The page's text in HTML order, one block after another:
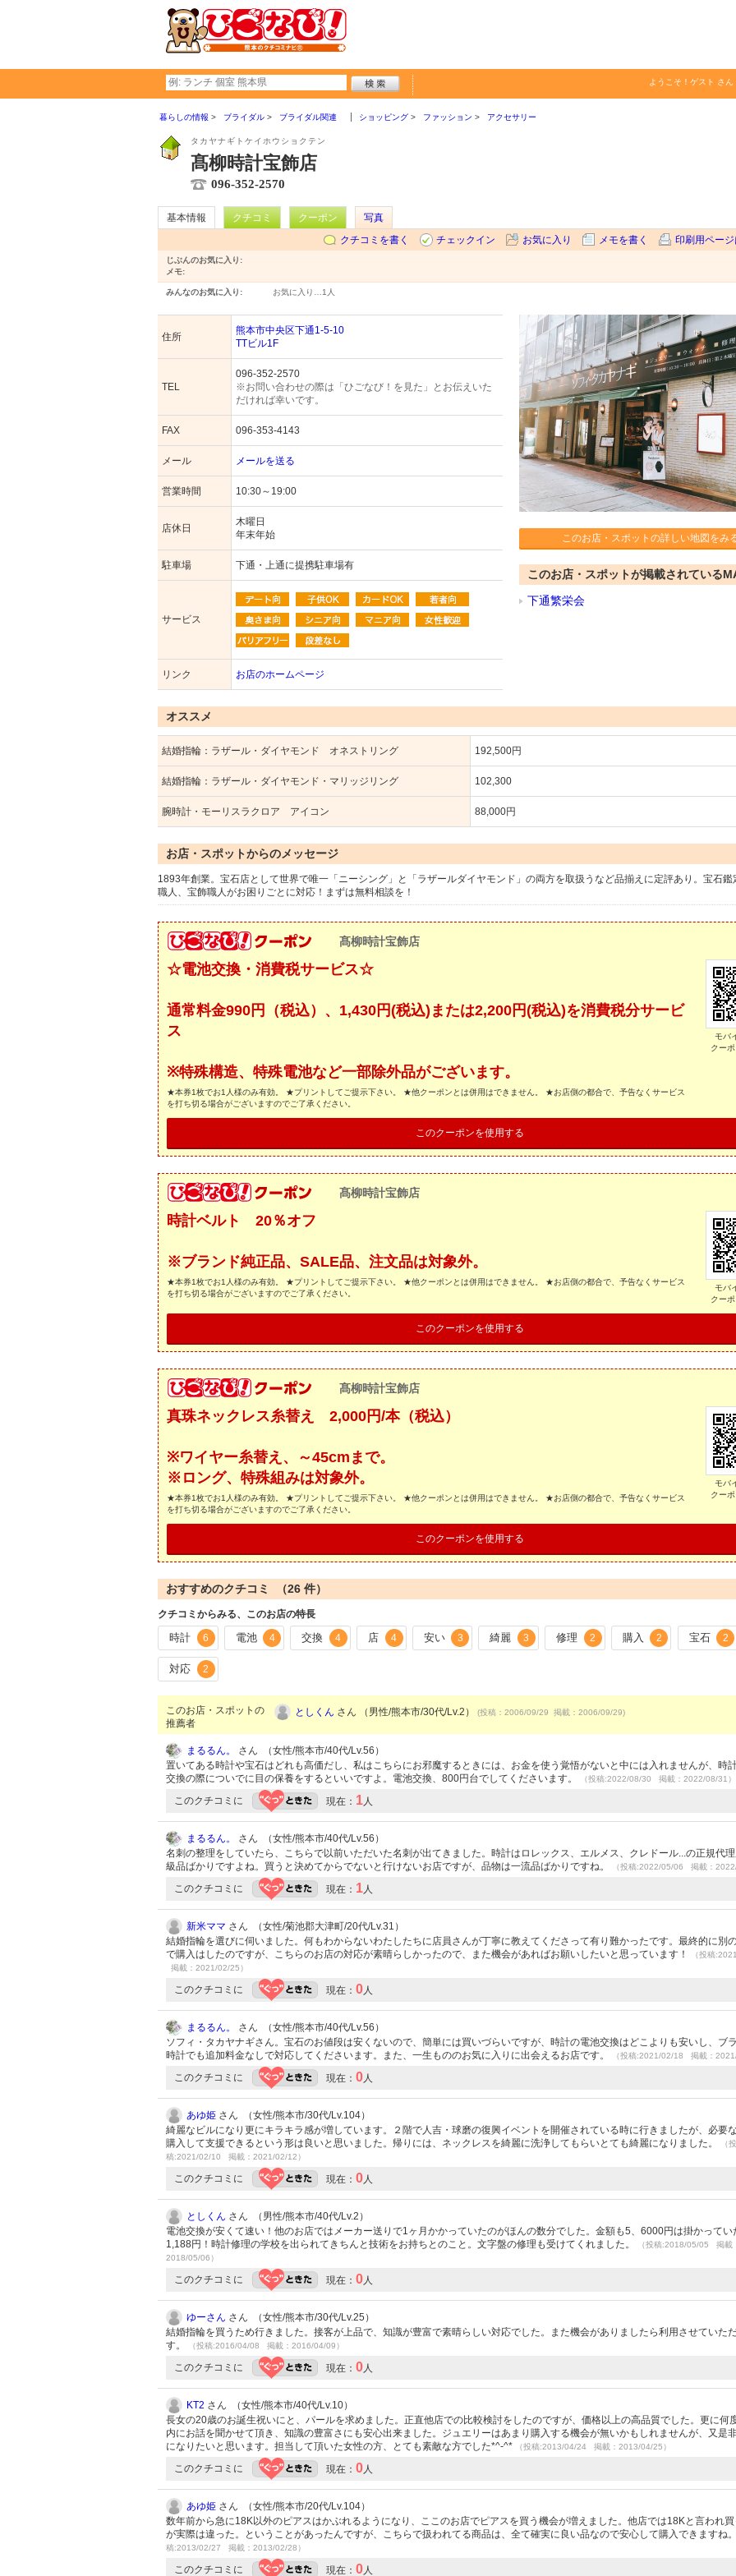
ようこそ！ ゲスト さん
暮らしの情報 ブライダル ブライダル関連 ショッピング ファッション アクセサリー
タカヤナギトケイホウショクテン
髙柳時計宝飾店
096-352-2570
基本情報 クチコミ クーポン
写真
クチコミを書く
チェックイン お気に入り メモを書く 印刷用ページ
じぶんのお気に入り:
メモ:
みんなのお気に入り: お気に入り… 1人
住所
熊本市中央区下通1-5-10
TTビル1F
TEL
096-352-2570
※お問い合わせの際は「ひごなび！を見た」とお伝えいた
だければ幸いです。
FAX 096-353-4143
メール メールを送る
営業時間 10:30～19:00
店休日
木曜日
年末年始
駐車場 下通・上通に提携駐車場有
サービス
リンク お店のホームページ
このお店・スポットの詳しい地図をみ
このお店・スポットが掲載されている
下通繁栄会
オススメ
結婚指輪：ラザール・ダイヤモンド オネストリング 192,500円
結婚指輪：ラザール・ダイヤモンド・マリッジリング 102,300
腕時計・モーリスラクロア アイコン 88,000円
お店・スポットからのメッセージ
1893年創業。宝石店として世界で唯一「ニーシング」と「ラザールダイヤモンド」の両方を取扱うなど品揃えに定評あり。宝石鑑
職人、宝飾職人がお困りごとに対応！まずは無料相談を！
髙柳時計宝飾店
☆電池交換・消費税サービス☆
通常料金990円（税込）、1,430円(税込)または2,200円(税込)を消費税分サービ
ス
※特殊構造、特殊電池など一部除外品がございます。
★本券1枚でお1人様のみ有効。 ★プリントしてご提示下さい。 ★他クーポンとは併用はできません。 ★お店側の都合で、予告なくサービス
を打ち切る場合がございますのでご了承ください。
モバ
クー
このクーポンを使用する
髙柳時計宝飾店
時計ベルト 20％オフ
※ブランド純正品、SALE品、注文品は対象外。
★本券1枚でお1人様のみ有効。 ★プリントしてご提示下さい。 ★他クーポンとは併用はできません。 ★お店側の都合で、予告なくサービス
を打ち切る場合がございますのでご了承ください。
モバ
クー
このクーポンを使用する
髙柳時計宝飾店
真珠ネックレス糸替え 2,000円/本（税込）
※ワイヤー糸替え、～45cmまで。
※ロング、特殊組みは対象外。
★本券1枚でお1人様のみ有効。 ★プリントしてご提示下さい。 ★他クーポンとは併用はできません。 ★お店側の都合で、予告なくサービス
を打ち切る場合がございますのでご了承ください。
モバ
クー
このクーポンを使用する
おすすめのクチコミ （26 件）
クチコミからみる、このお店の特長
時計 6 電池 4 交換 4 店 4 安い 3 綺麗 3 修理 2 購入 2 宝石 2
対応 2
このお店・スポットの
推薦者
としくん さん （男性/熊本市/30代/Lv.2） (投稿：2006/09/29 掲載：2006/09/29)
まるるん。
さん （女性/熊本市/40代/Lv.56）
置いてある時計や宝石はどれも高価だし、私はこちらにお邪魔するときには、お金を使う覚悟がないと中には入れませんが、時
交換の際についでに目の保養をするといいですよ。電池交換、800円台でしてくださいます。
（投稿:2022/08/30 掲載：2022/08/31）
このクチコミに 現在： 1人
まるるん。
さん （女性/熊本市/40代/Lv.56）
名刺の整理をしていたら、こちらで以前いただいた名刺が出てきました。時計はロレックス、エルメス、クレドール...の正規代
級品ばかりですよね。買うと決めてからでないと行けないお店ですが、品物は一流品ばかりですね。
（投稿:2022/05/06 掲載：2022/
このクチコミに 現在： 1人
新米ママ さん （女性/菊池郡大津町/20代/Lv.31）
結婚指輪を選びに伺いました。何もわからないわたしたちに店員さんが丁寧に教えてくださって有り難かったです。最終的に別
で購入はしたのですが、こちらのお店の対応が素晴らしかったので、また機会があればお願いしたいと思っています！
（投稿
掲載：2021/02/25）
このクチコミに 現在： 0人
まるるん。
さん （女性/熊本市/40代/Lv.56）
ソフィ・タカヤナギさん。宝石のお値段は安くないので、簡単には買いづらいですが、時計の電池交換はどこよりも安いし、ブ
時計でも追加料金なしで対応してくださいます。また、一生もののお気に入りに出会えるお店です。
（投稿:2021/02/18 掲載：2021/
このクチコミに 現在： 0人
あゆ姫 さん （女性/熊本市/30代/Lv.104）
綺麗なビルになり更にキラキラ感が増しています。２階で人吉・球磨の復興イベントを開催されている時に行きましたが、必要
購入して支援できるという形は良いと思いました。帰りには、ネックレスを綺麗に洗浄してもらいとても綺麗になりました。
（投
稿:2021/02/10 掲載：2021/02/12）
このクチコミに 現在： 0人
としくん さん （男性/熊本市/40代/Lv.2）
電池交換が安くて速い！他のお店ではメーカー送りで1ヶ月かかっていたのがほんの数分でした。金額も5、6000円は掛かってい
1,188円！時計修理の学校を出られてきちんと技術をお持ちとのこと。文字盤の修理も受けてくれました。
（投稿:2018/05/05 掲載
2018/05/06）
このクチコミに 現在： 0人
ゆーさん さん （女性/熊本市/30代/Lv.25）
結婚指輪を買うため行きました。接客が上品で、知識が豊富で素晴らしい対応でした。また機会がありましたら利用させていた
す。
（投稿:2016/04/08 掲載：2016/04/09）
このクチコミに 現在： 0人
KT2 さん （女性/熊本市/40代/Lv.10）
長女の20歳のお誕生祝いにと、パールを求めました。正直他店での比較検討をしたのですが、価格以上の高品質でした。更に何
内にお話を聞かせて頂き、知識の豊富さにも安心出来ました。ジュエリーはあまり購入する機会が無いかもしれませんが、又是
になりたいと思います。担当して頂いた女性の方、とても素敵な方でした*^-^*
（投稿:2013/04/24 掲載：2013/04/25）
このクチコミに 現在： 0人
あゆ姫 さん （女性/熊本市/20代/Lv.104）
数年前から急に18K以外のピアスはかぶれるようになり、ここのお店でピアスを買う機会が増えました。他店では18Kと言われ
が実際は違った。ということがあったんですが、こちらで扱われてる商品は、全て確実に良い品なので安心して購入できますね。
稿:2013/02/27 掲載：2013/02/28）
このクチコミに 現在： 0人